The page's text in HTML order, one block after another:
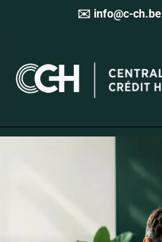
✉️ info@c-ch.be
main